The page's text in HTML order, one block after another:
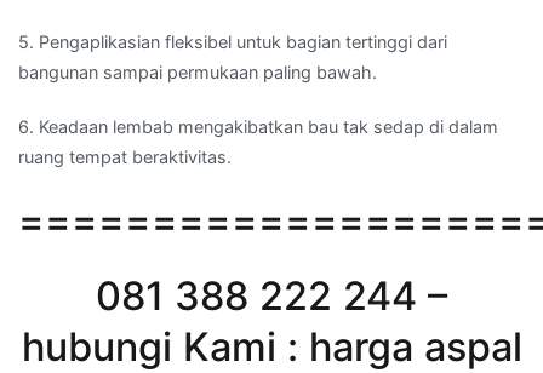
5. Pengaplikasian fleksibel untuk bagian tertinggi dari
bangunan sampai permukaan paling bawah.
6. Keadaan lembab mengakibatkan bau tak sedap di dalam
ruang tempat beraktivitas.
081 388 222 244 –
hubungi Kami : harga aspal